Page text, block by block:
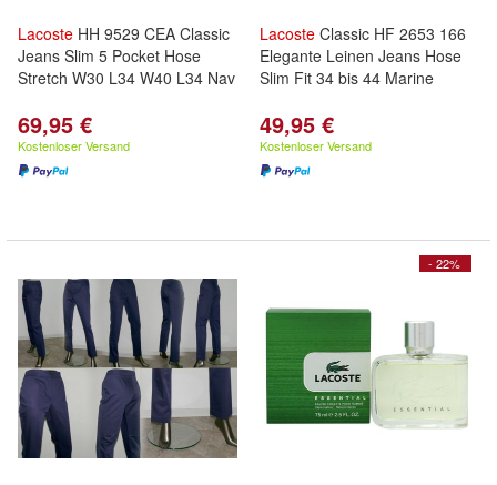
Lacoste HH 9529 CEA Classic
Jeans Slim 5 Pocket Hose
Stretch W30 L34 W40 L34 Nav
69,95 €
Kostenloser Versand
Lacoste Classic HF 2653 166
Elegante Leinen Jeans Hose
Slim Fit 34 bis 44 Marine
49,95 €
Kostenloser Versand
- 22%